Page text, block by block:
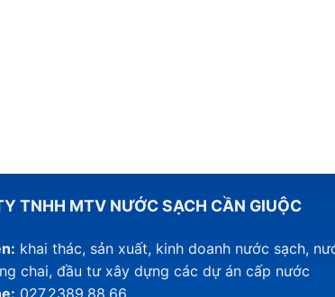
TNHH MTV NƯỚC SẠCH CẦN GIUỘC
khai thác, sản xuất, kinh doanh nước sạch,
chai, đầu tư xây dựng các dự án cấp nước
027.2389.88.66